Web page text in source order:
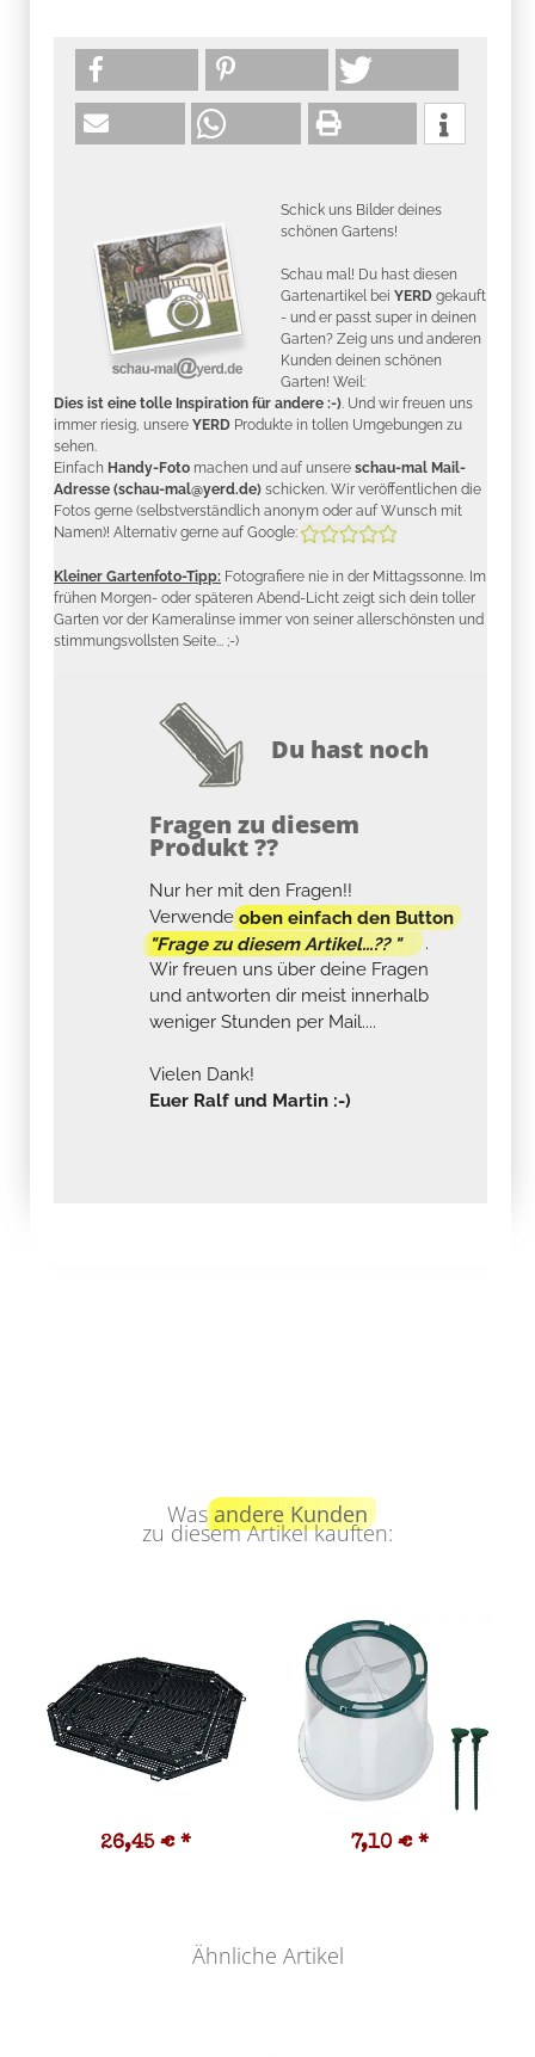
Schick uns Bilder deines
schönen Gartens!
Schau mal! Du hast diesen
Gartenartikel bei YERD gekauft
- und er passt super in deinen
Garten? Zeig uns und anderen
Kunden deinen schönen
Garten! Weil:
Dies ist eine tolle Inspiration für andere :-). Und wir freuen uns
immer riesig, unsere YERD Produkte in tollen Umgebungen zu
sehen.
Einfach Handy-Foto machen und auf unsere schau-mal Mail-
Adresse (schau-mal@yerd.de) schicken. Wir veröffentlichen die
Fotos gerne (selbstverständlich anonym oder auf Wunsch mit
Namen)! Alternativ gerne auf Google:
Kleiner Gartenfoto-Tipp: Fotografiere nie in der Mittagssonne. Im
frühen Morgen- oder späteren Abend-Licht zeigt sich dein toller
Garten vor der Kameralinse immer von seiner allerschönsten und
stimmungsvollsten Seite... ;-)
Du hast noch
Fragen zu diesem
Produkt ??
Nur her mit den Fragen!!
Verwendeoben einfach den Button
"Frage zu diesem Artikel...?? "
.
Wir freuen uns über deine Fragen
und antworten dir meist innerhalb
weniger Stunden per Mail....
Vielen Dank!
Euer Ralf und Martin :-)
Wasandere Kunden
zu diesem Artikel kauften:
26,45 € * 7,10 € *
Ähnliche Artikel